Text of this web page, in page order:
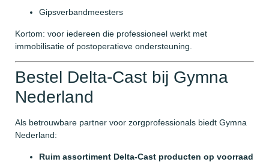
Gipsverbandmeesters
Kortom: voor iedereen die professioneel werkt met
immobilisatie of postoperatieve ondersteuning.
Bestel Delta-Cast bij Gymna
Nederland
Als betrouwbare partner voor zorgprofessionals biedt Gymna
Nederland:
Ruim assortiment Delta-Cast producten op voorraad